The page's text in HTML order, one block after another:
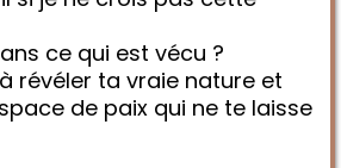
ce qui est vécu ?
révéler ta vraie nature et
de paix qui ne te laisse